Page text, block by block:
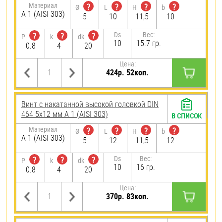
Материал
А 1 (AISI 303)
Ø
?
5
L
?
10
H
?
11,5
b
?
10
P
?
0.8
k
?
4
dk
?
20
Ds
10
Вес:
15.7 гр.
Цена:
424р. 52коп.
Винт с накатанной высокой головкой DIN
464 5х12 мм А 1 (AISI 303)
Материал
А 1 (AISI 303)
Ø
?
5
L
?
12
H
?
11,5
b
?
12
P
?
0.8
k
?
4
dk
?
20
Ds
10
Вес:
16 гр.
Цена:
370р. 83коп.
В СПИСОК